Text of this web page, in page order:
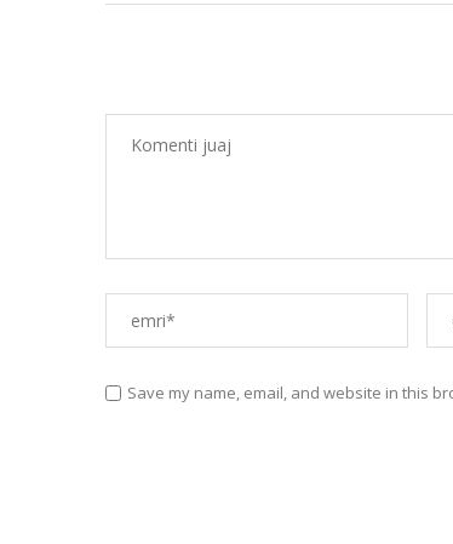
Save my name, email, and website in this